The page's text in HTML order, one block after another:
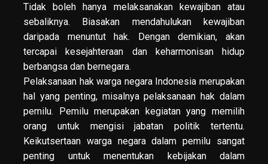
Tidak boleh hanya melaksanakan kewajiban atau
sebaliknya. Biasakan mendahulukan kewajiban
daripada menuntut hak. Dengan demikian, akan
tercapai kesejahteraan dan keharmonisan hidup
berbangsa dan bernegara.
Pelaksanaan hak warga negara Indonesia merupakan
hal yang penting, misalnya pelaksanaan hak dalam
pemilu. Pemilu merupakan kegiatan yang memilih
orang untuk mengisi jabatan politik tertentu.
Keikutsertaan warga negara dalam pemilu sangat
penting untuk menentukan kebijakan dalam